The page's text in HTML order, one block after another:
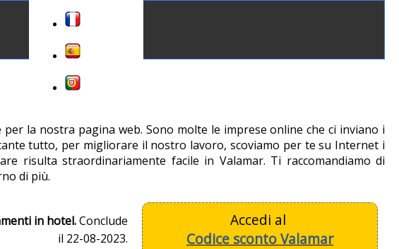
la nostra pagina web. Sono molte le imprese online che ci inviano i
tutto, per migliorare il nostro lavoro, scoviamo per te su Internet i
risulta straordinariamente facile in Valamar. Ti raccomandiamo di
di più.
in hotel.Conclude
il 22-08-2023.
Accedi al
Codice sconto Valamar